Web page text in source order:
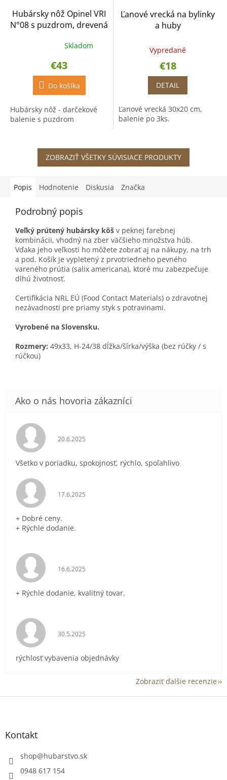
Hubársky nôž Opinel VRI
N°08 s puzdrom, drevená
hviezdičiek.
Skladom
€43
Do košíka
Hubársky nôž - darčekové
balenie s puzdrom
Ľanové vrecká na bylinky
a huby
Vypredané
€18
DETAIL
Ľanové vrecká 30x20 cm,
balenie po 3ks.
ZOBRAZIŤ VŠETKY SÚVISIACE PRODUKTY
Popis Hodnotenie Diskusia Značka
Podrobný popis
Veľký prútený hubársky kôš v peknej farebnej
kombinácii, vhodný na zber väčšieho množstva húb.
Vďaka jeho veľkosti ho môžete zobrať aj na nákupy, na trh
a pod. Košík je vypletený z prvotriedneho pevného
vareného prútia (salix americana), ktoré mu zabezpečuje
dlhú životnosť.
Certifikácia NRL EÚ (Food Contact Materials) o zdravotnej
nezávadnosti pre priamy styk s potravinami.
Vyrobené na Slovensku.
Rozmery: 49x33, H-24/38 dĺžka/šírka/výška (bez rúčky / s
rúčkou)
Hodnotenie obchodu je 5 z 5 hviezdičiek.
20.6.2025
Všetko v poriadku, spokojnosť, rýchlo, spoľahlivo
Hodnotenie obchodu je 5 z 5 hviezdičiek.
17.6.2025
+ Dobré ceny.
+ Rýchle dodanie.
Hodnotenie obchodu je 5 z 5 hviezdičiek.
16.6.2025
+ Rýchle dodanie, kvalitný tovar.
Hodnotenie obchodu je 5 z 5 hviezdičiek.
30.5.2025
rýchlosť vybavenia objednávky
Zobraziť ďalšie recenzie
Z
Kontakt
shop@hubarstvo.sk
0948 617 154